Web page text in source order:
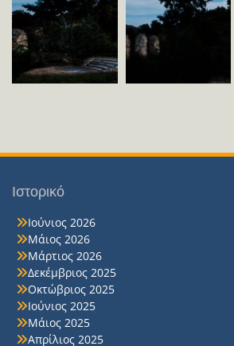
Ιστορικό
Ιούνιος 2026
Μάιος 2026
Μάρτιος 2026
Δεκέμβριος 2025
Οκτώβριος 2025
Ιούνιος 2025
Μάιος 2025
Απρίλιος 2025